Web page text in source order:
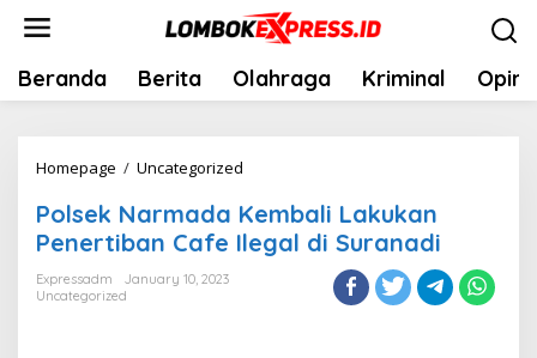
Skip
content
Beranda Berita Olahraga Kriminal Opini
Homepage / Uncategorized
Kembali
Lakukan
Polsek Narmada Kembali Lakukan
Penertiban Cafe Ilegal di Suranadi
Expressadm
January 10, 2023
Uncategorized